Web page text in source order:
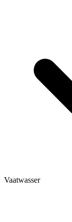
Vaatwasser